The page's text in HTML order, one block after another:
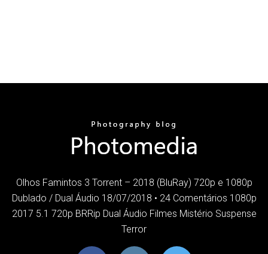
Olhos Famintos 3 Torrent – 2018 (BluRay) 720p e 1080p
Dublado / Dual Áudio 18/07/2018 • 24 Comentários 1080p
2017 5.1 720p BRRip Dual Áudio Filmes Mistério Suspense
Terror